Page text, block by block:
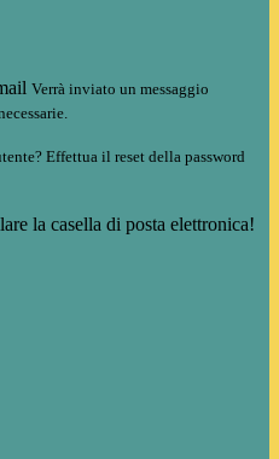
Verrà inviato un messaggio
Effettua il reset della password
la casella di posta elettronica!